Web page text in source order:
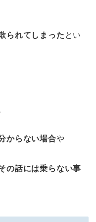
られてしまった とい
からない場合や
の話には乗らない事